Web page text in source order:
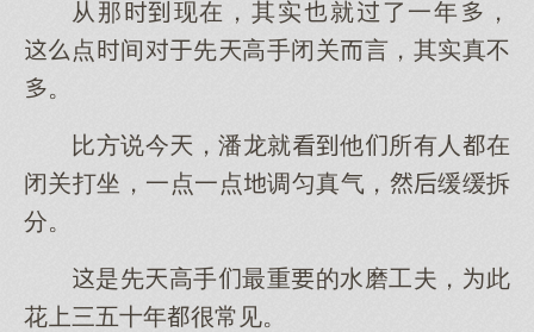
从那现在，其实就了一年，
点间先高手闭关言，其实真不
。
比方说今，潘龙就他所有人在
闭关打坐，一点一点调匀真气，缓缓拆
分。
是先高手最重的水磨工夫，此
花三五十年很常见。